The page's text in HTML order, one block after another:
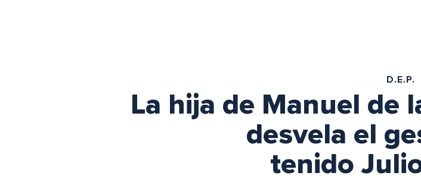
D.E.P.
La hija de Manuel de
desvela el
tenido